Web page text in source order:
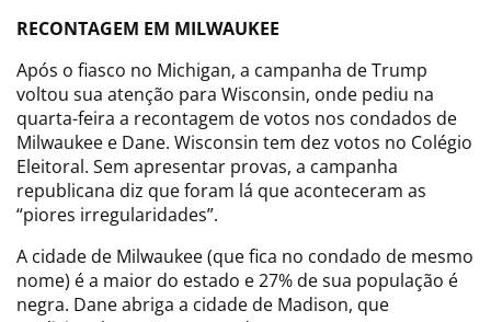
RECONTAGEM EM MILWAUKEE
Após o fiasco no Michigan, a campanha de Trump
voltou sua atenção para Wisconsin, onde pediu na
quarta-feira a recontagem de votos nos condados de
Milwaukee e Dane. Wisconsin tem dez votos no Colégio
Eleitoral. Sem apresentar provas, a campanha
republicana diz que foram lá que aconteceram as
“piores irregularidades”.
A cidade de Milwaukee (que fica no condado de mesmo
nome) é a maior do estado e 27% de sua população é
negra. Dane abriga a cidade de Madison, que